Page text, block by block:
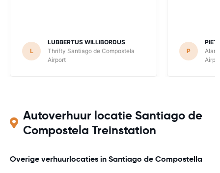
L
LUBBERTUS WILLIBORDUS
Thrifty Santiago de Compostela
Airport
P
Autoverhuur locatie Santiago de
Compostela Treinstation
Overige verhuurlocaties in Santiago de Compostella